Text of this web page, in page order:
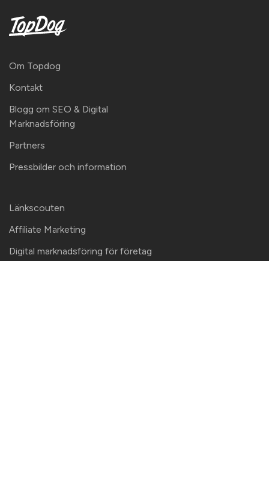
Om Topdog
Kontakt
Blogg om SEO & Digital
Marknadsföring
Partners
Pressbilder och information
Länkscouten
Affiliate Marketing
Digital marknadsföring för företag